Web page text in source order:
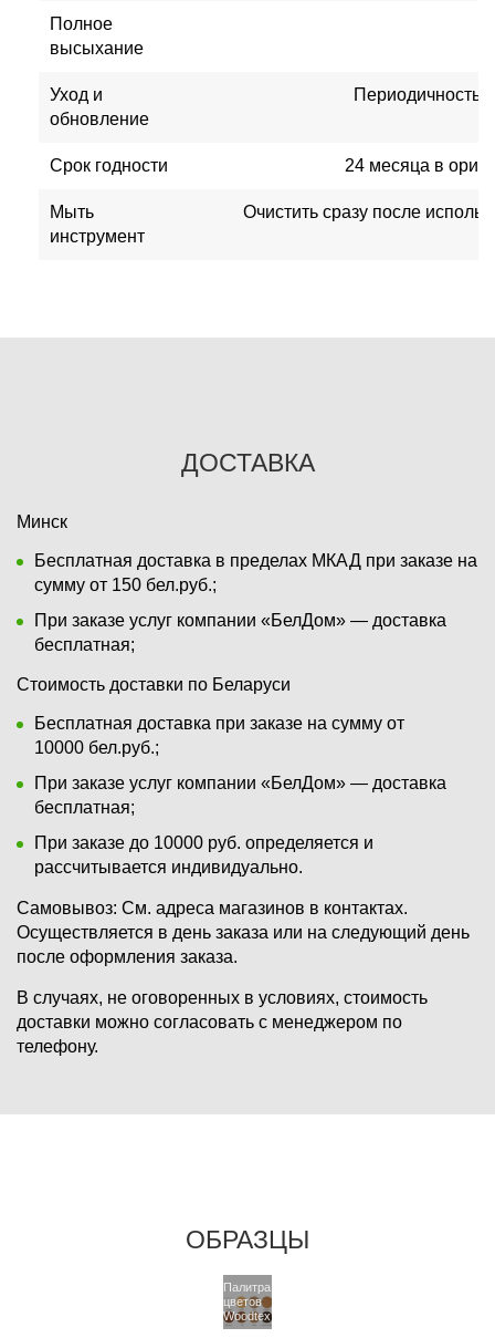
Полное
высыхание
Уход и
обновление
Периодичность
Срок годности 24 месяца в
Мыть
инструмент
Очистить сразу после
ДОСТАВКА
Минск
Бесплатная доставка в пределах МКАД при заказе на
сумму от 150 бел.руб.;
При заказе услуг компании «БелДом» — доставка
бесплатная;
Стоимость доставки по Беларуси
Бесплатная доставка при заказе на сумму от
10000 бел.руб.;
При заказе услуг компании «БелДом» — доставка
бесплатная;
При заказе до 10000 руб. определяется и
рассчитывается индивидуально.
Самовывоз: См. адреса магазинов в контактах.
Осуществляется в день заказа или на следующий день
после оформления заказа.
В случаях, не оговоренных в условиях, стоимость
доставки можно согласовать с менеджером по
телефону.
ОБРАЗЦЫ
Палитра
цветов
Woodtex